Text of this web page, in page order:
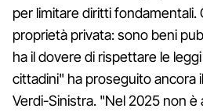
per limitare diritti fondamentali.
proprietà privata: sono beni
ha il dovere di rispettare le
cittadini" ha proseguito ancora
Verdi-Sinistra. "Nel 2025 non è